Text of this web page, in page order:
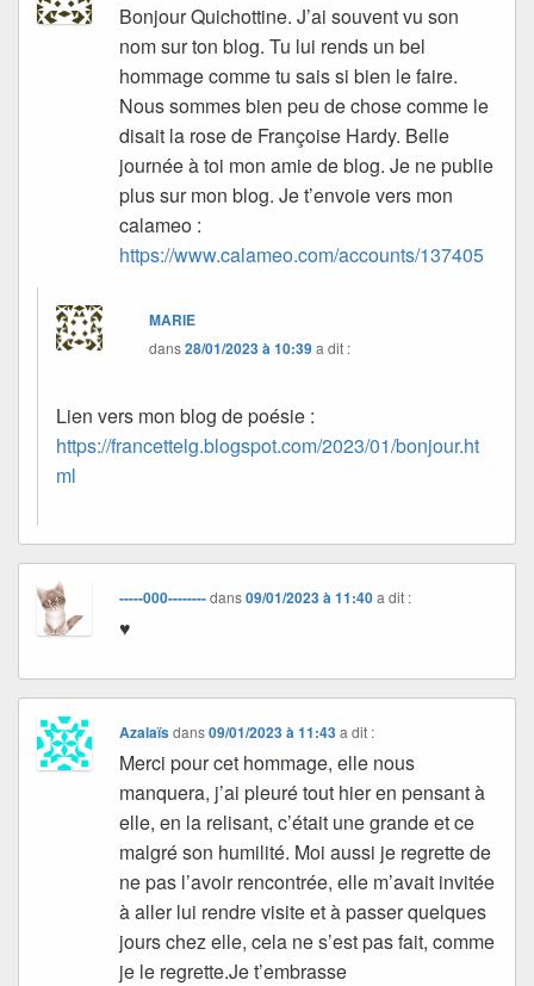
Bonjour Quichottine. J’ai souvent vu son
nom sur ton blog. Tu lui rends un bel
hommage comme tu sais si bien le faire.
Nous sommes bien peu de chose comme le
disait la rose de Françoise Hardy. Belle
journée à toi mon amie de blog. Je ne publie
plus sur mon blog. Je t’envoie vers mon
calameo :
https://www.calameo.com/accounts/137405
MARIE
dans28/01/2023 à 10:39a dit :
Lien vers mon blog de poésie :
https://francettelg.blogspot.com/2023/01/bonjour.ht
ml
-----000--------dans09/01/2023 à 11:40 a dit :
♥
Azalaïsdans09/01/2023 à 11:43 a dit :
Merci pour cet hommage, elle nous
manquera, j’ai pleuré tout hier en pensant à
elle, en la relisant, c’était une grande et ce
malgré son humilité. Moi aussi je regrette de
ne pas l’avoir rencontrée, elle m’avait invitée
à aller lui rendre visite et à passer quelques
jours chez elle, cela ne s’est pas fait, comme
je le regrette.Je t’embrasse